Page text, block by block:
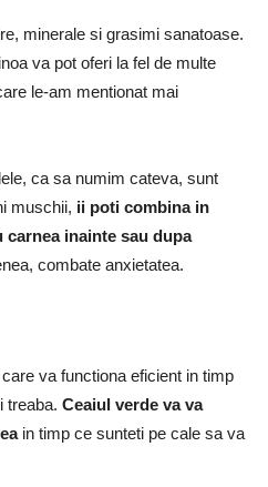
minerale si grasimi sanatoase.
va pot oferi la fel de multe
le-am mentionat mai
ca sa numim cateva, sunt
muschii, ii poti combina in
inainte sau dupa
combate anxietatea.
va functiona eficient in timp
treaba. Ceaiul verde va va
in timp ce sunteti pe cale sa va